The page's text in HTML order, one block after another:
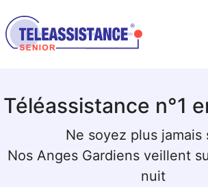
Téléassistance n°1
Ne soyez plus jamais
Nos Anges Gardiens veillent
nuit